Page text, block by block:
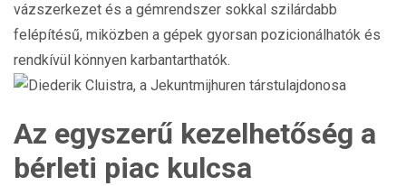
vázszerkezet és a gémrendszer sokkal szilárdabb
felépítésű, miközben a gépek gyorsan pozicionálhatók és
rendkívül könnyen karbantarthatók.
Az egyszerű kezelhetőség a
bérleti piac kulcsa